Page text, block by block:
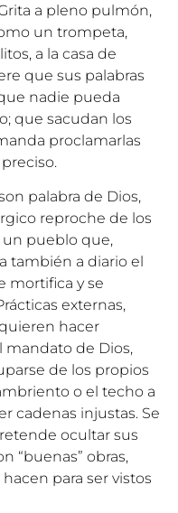
a pleno pulmón,
un trompeta,
a la casa de
que sus palabras
nadie pueda
que sacudan los
proclamarlas
palabra de Dios,
reproche de los
un pueblo que,
también a diario el
mortifica y se
externas,
hacer
de Dios,
de los propios
o el techo a
cadenas injustas. Se
ocultar sus
“buenas” obras,
para ser vistos